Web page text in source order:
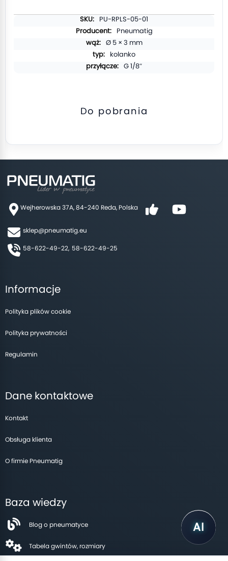
PU-RPLS-05-01
Pneumatig
Ø 5 × 3 mm
kolanko
G 1/8″
Do pobrania
Wejherowska 37A, 84-240 Reda, Polska
sklep@pneumatig.eu
58-622-49-22, 58-622-49-25
Informacje
Polityka plików cookie
Polityka prywatności
Regulamin
Dane kontaktowe
Kontakt
Obsługa klienta
O firmie Pneumatig
Baza wiedzy
Blog o pneumatyce
Tabela gwintów, rozmiary